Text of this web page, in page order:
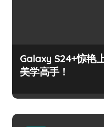
Galaxy S24+惊艳
美学高手！